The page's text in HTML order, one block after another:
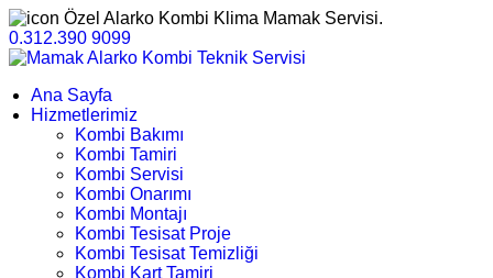
Özel Alarko Kombi Klima Mamak Servisi.
0.312.390 9099
Ana Sayfa
Hizmetlerimiz
Kombi Bakımı
Kombi Tamiri
Kombi Servisi
Kombi Onarımı
Kombi Montajı
Kombi Tesisat Proje
Kombi Tesisat Temizliği
Kombi Kart Tamiri